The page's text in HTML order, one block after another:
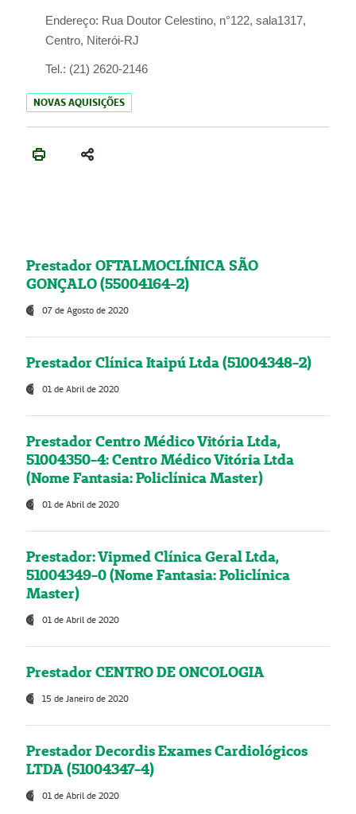
Endereço: Rua Doutor Celestino, n°122, sala1317,
Centro, Niterói-RJ
Tel.: (21) 2620-2146
NOVAS AQUISIÇÕES
Prestador OFTALMOCLÍNICA SÃO
GONÇALO (55004164-2)
07 de Agosto de 2020
Prestador Clínica Itaipú Ltda (51004348-2)
01 de Abril de 2020
Prestador Centro Médico Vitória Ltda,
51004350-4: Centro Médico Vitória Ltda
(Nome Fantasia: Policlínica Master)
01 de Abril de 2020
Prestador: Vipmed Clínica Geral Ltda,
51004349-0 (Nome Fantasia: Policlínica
Master)
01 de Abril de 2020
Prestador CENTRO DE ONCOLOGIA
15 de Janeiro de 2020
Prestador Decordis Exames Cardiológicos
LTDA (51004347-4)
01 de Abril de 2020